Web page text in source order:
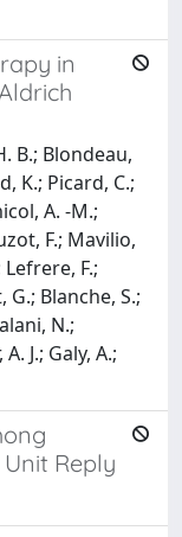
in
B.; Blondeau,
K.; Picard, C.;
A. -M.;
F.; Mavilio,
Lefrere, F.;
Blanche, S.;
N.;
J.; Galy, A.;
Reply